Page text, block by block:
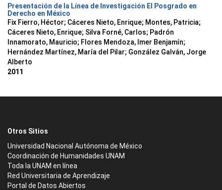
Presentación de la Línea de Investigación El Posgrado en
Derecho en México
Fix Fierro, Héctor; Cáceres Nieto, Enrique; Montes, Patricia;
Cáceres Nieto, Enrique; Silva Forné, Carlos; Padrón
Innamorato, Mauricio; Flores Mendoza, Imer Benjamín;
Hernández Martínez, María del Pilar; González Galván, Jorge
Alberto
2011
Otros Sitios
Universidad Nacional Autónoma de México
Coordinación de Humanidades UNAM
Toda la UNAM en línea
Red Universitaria de Aprendizaje
Portal de Datos Abiertos